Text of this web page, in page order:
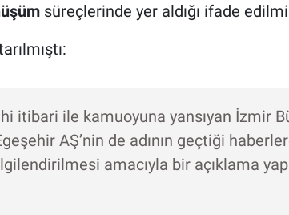
süreçlerinde yer aldığı ifade
itibari ile kamuoyuna yansıyan İzmir
AŞ’nin de adının geçtiği
amacıyla bir açıklama